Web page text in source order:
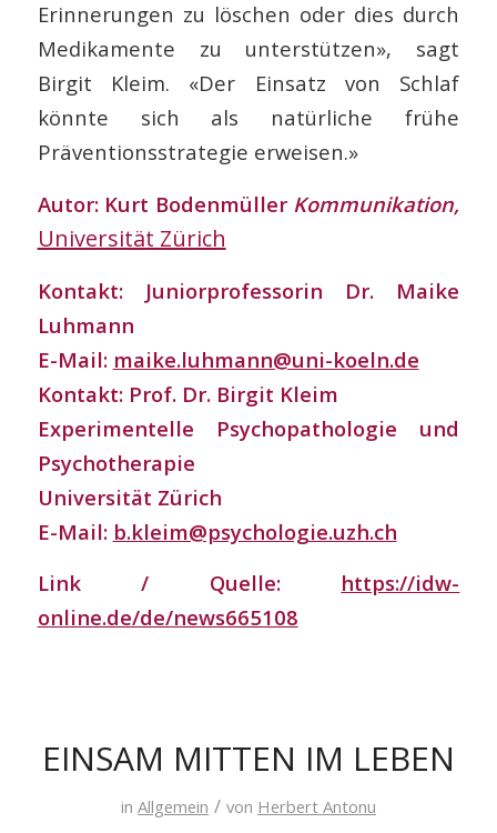
Erinnerungen zu löschen oder dies durch
Medikamente zu unterstützen», sagt
Birgit Kleim. «Der Einsatz von Schlaf
könnte sich als natürliche frühe
Präventionsstrategie erweisen.»
Autor: Kurt Bodenmüller Kommunikation,
Universität Zürich
Kontakt: Juniorprofessorin Dr. Maike
Luhmann
E-Mail: maike.luhmann@uni-koeln.de
Kontakt: Prof. Dr. Birgit Kleim
Experimentelle Psychopathologie und
Psychotherapie
Universität Zürich
E-Mail: b.kleim@psychologie.uzh.ch
Link / Quelle: https://idw-
online.de/de/news665108
EINSAM MITTEN IM LEBEN
in Allgemein / von Herbert Antonu